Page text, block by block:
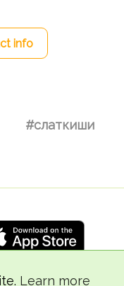
Learn more
info
#слаткиши